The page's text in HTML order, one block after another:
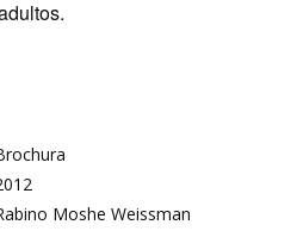
Moshe Weissman